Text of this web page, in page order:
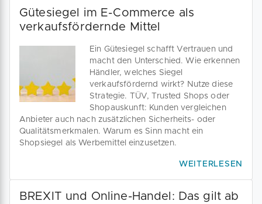
Gütesiegel im E-Commerce als
verkaufsfördernde Mittel
Ein Gütesiegel schafft Vertrauen und
macht den Unterschied. Wie erkennen
Händler, welches Siegel
verkaufsfördernd wirkt? Nutze diese
Strategie. TÜV, Trusted Shops oder
Shopauskunft: Kunden vergleichen
Anbieter auch nach zusätzlichen Sicherheits- oder
Qualitätsmerkmalen. Warum es Sinn macht ein
Shopsiegel als Werbemittel einzusetzen.
WEITERLESEN
BREXIT und Online-Handel: Das gilt ab